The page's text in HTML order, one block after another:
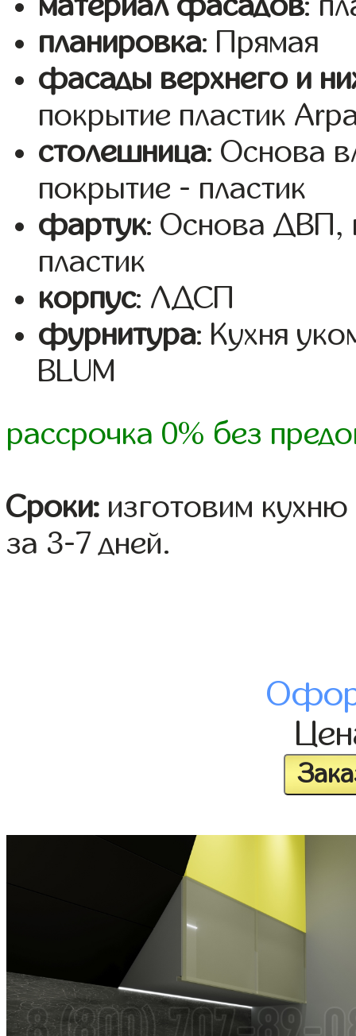
планировка: Прямая
фасады верхнего и
покрытие пластик
столешница: Основа
покрытие - пластик
фартук: Основа ДВП,
пластик
корпус: ЛДСП
фурнитура: Кухня
BLUM
рассрочка 0% без
Сроки: изготовим
за 3-7 дней.